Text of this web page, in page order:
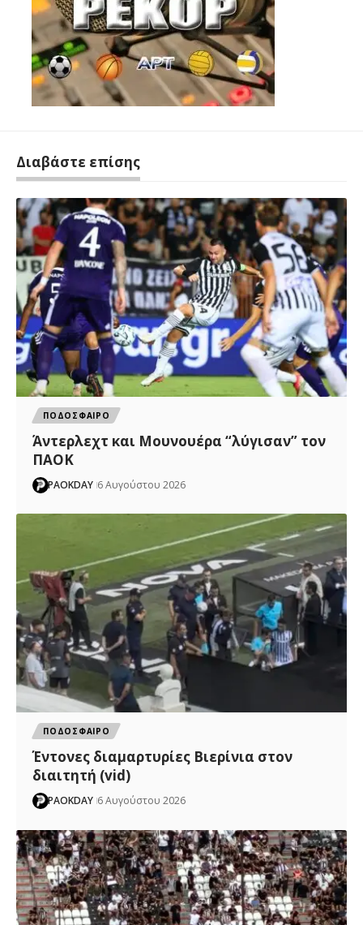
Διαβάστε επίσης
ΠΟΔΟΣΦΑΙΡΟ
Άντερλεχτ και Μουνουέρα “λύγισαν” τον
ΠΑΟΚ
PAOKDAY 6 Αυγούστου 2026
ΠΟΔΟΣΦΑΙΡΟ
Έντονες διαμαρτυρίες Βιερίνια στον
διαιτητή (vid)
PAOKDAY 6 Αυγούστου 2026